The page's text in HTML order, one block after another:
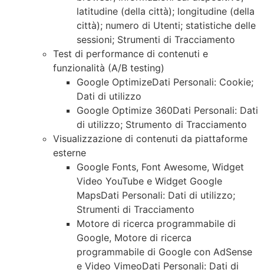
latitudine (della città); longitudine (della
città); numero di Utenti; statistiche delle
sessioni; Strumenti di Tracciamento
Test di performance di contenuti e
funzionalità (A/B testing)
Google OptimizeDati Personali: Cookie;
Dati di utilizzo
Google Optimize 360Dati Personali: Dati
di utilizzo; Strumento di Tracciamento
Visualizzazione di contenuti da piattaforme
esterne
Google Fonts, Font Awesome, Widget
Video YouTube e Widget Google
MapsDati Personali: Dati di utilizzo;
Strumenti di Tracciamento
Motore di ricerca programmabile di
Google, Motore di ricerca
programmabile di Google con AdSense
e Video VimeoDati Personali: Dati di